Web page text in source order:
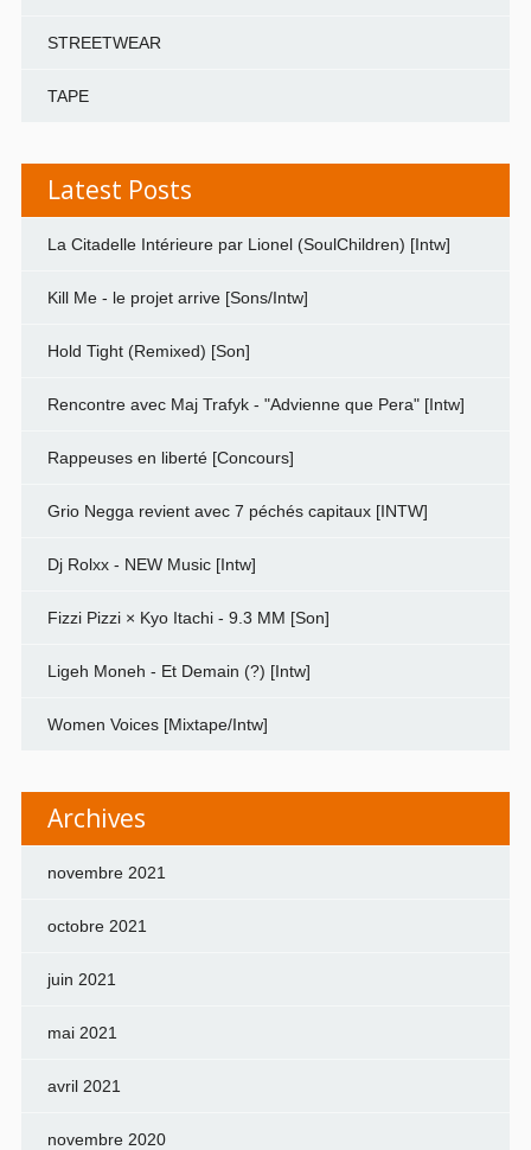
STREETWEAR
TAPE
Latest Posts
La Citadelle Intérieure par Lionel (SoulChildren) [Intw]
Kill Me - le projet arrive [Sons/Intw]
Hold Tight (Remixed) [Son]
Rencontre avec Maj Trafyk - "Advienne que Pera" [Intw]
Rappeuses en liberté [Concours]
Grio Negga revient avec 7 péchés capitaux [INTW]
Dj Rolxx - NEW Music [Intw]
Fizzi Pizzi × Kyo Itachi - 9.3 MM [Son]
Ligeh Moneh - Et Demain (?) [Intw]
Women Voices [Mixtape/Intw]
Archives
novembre 2021
octobre 2021
juin 2021
mai 2021
avril 2021
novembre 2020